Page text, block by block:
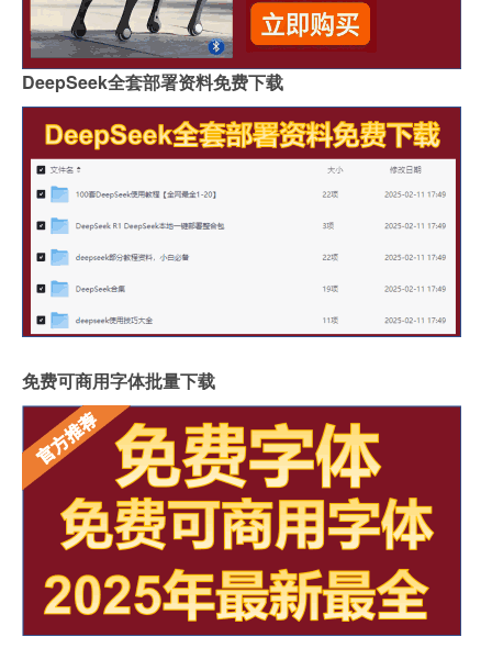
DeepSeek全套部署资料免费下载
免费可商用字体批量下载